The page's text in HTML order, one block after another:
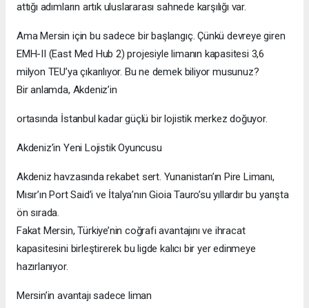
attığı adımların artık uluslararası sahnede karşılığı var.
Ama Mersin için bu sadece bir başlangıç. Çünkü devreye giren
EMH-II (East Med Hub 2) projesiyle limanın kapasitesi 3,6
milyon TEU’ya çıkarılıyor. Bu ne demek biliyor musunuz?
Bir anlamda, Akdeniz’in
ortasında İstanbul kadar güçlü bir lojistik merkez doğuyor.
Akdeniz’in Yeni Lojistik Oyuncusu
Akdeniz havzasında rekabet sert. Yunanistan’ın Pire Limanı,
Mısır’ın Port Said’i ve İtalya’nın Gioia Tauro’su yıllardır bu yarışta
ön sırada.
Fakat Mersin, Türkiye’nin coğrafi avantajını ve ihracat
kapasitesini birleştirerek bu ligde kalıcı bir yer edinmeye
hazırlanıyor.
Mersin’in avantajı sadece liman